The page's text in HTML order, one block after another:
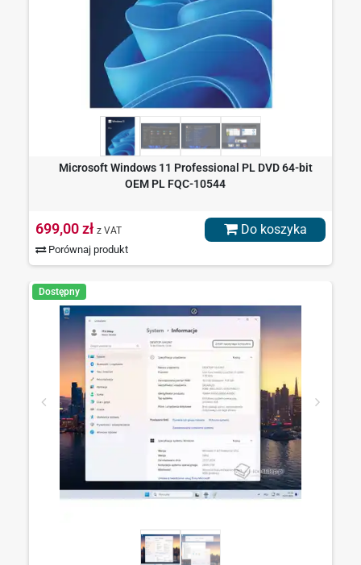
Microsoft Windows 11 Professional PL DVD 64-bit
OEM PL FQC-10544
699,00 zł z VAT
Porównaj produkt
Do koszyka
Dostępny